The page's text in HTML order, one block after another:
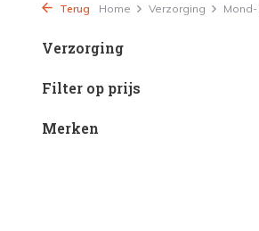
Terug Home Verzorging
Verzorging
Filter op prijs
Merken